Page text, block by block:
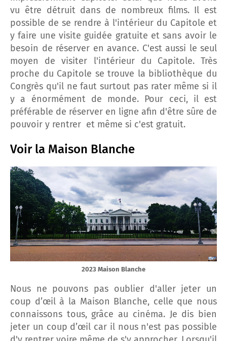
vu être détruit dans de nombreux films. Il est
possible de se rendre à l'intérieur du Capitole et
y faire une visite guidée gratuite et sans avoir le
besoin de réserver en avance. C'est aussi le seul
moyen de visiter l'intérieur du Capitole. Très
proche du Capitole se trouve la bibliothèque du
Congrès qu'il ne faut surtout pas rater même si il
y a énormément de monde. Pour ceci, il est
préférable de réserver en ligne afin d'être sûre de
pouvoir y rentrer et même si c'est gratuit.
Voir la Maison Blanche
2023 Maison Blanche
Nous ne pouvons pas oublier d'aller jeter un
coup d’œil à la Maison Blanche, celle que nous
connaissons tous, grâce au cinéma. Je dis bien
jeter un coup d’œil car il nous n'est pas possible